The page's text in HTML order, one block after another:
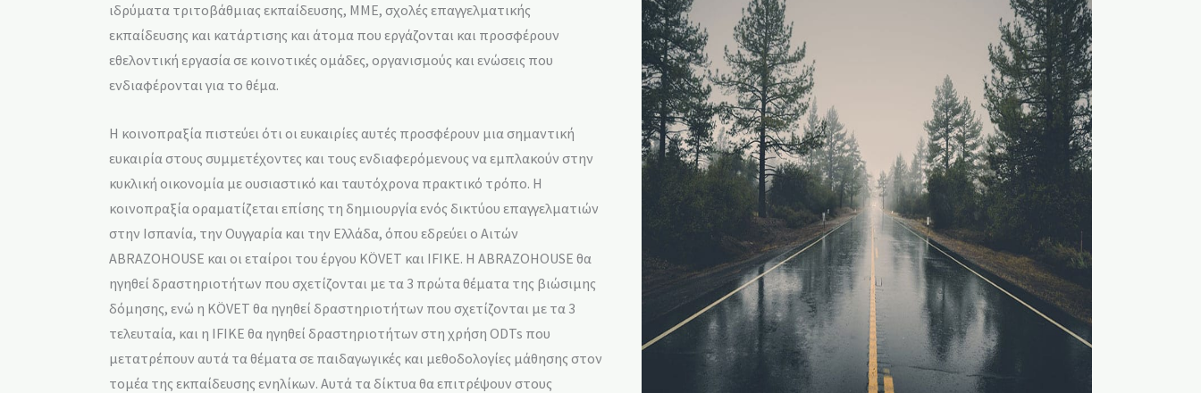
ιδρύματα τριτοβάθμιας εκπαίδευσης, ΜΜΕ, σχολές επαγγελματικής
εκπαίδευσης και κατάρτισης και άτομα που εργάζονται και προσφέρουν
εθελοντική εργασία σε κοινοτικές ομάδες, οργανισμούς και ενώσεις που
ενδιαφέρονται για το θέμα.
Η κοινοπραξία πιστεύει ότι οι ευκαιρίες αυτές προσφέρουν μια σημαντική
ευκαιρία στους συμμετέχοντες και τους ενδιαφερόμενους να εμπλακούν στην
κυκλική οικονομία με ουσιαστικό και ταυτόχρονα πρακτικό τρόπο. Η
κοινοπραξία οραματίζεται επίσης τη δημιουργία ενός δικτύου επαγγελματιών
στην Ισπανία, την Ουγγαρία και την Ελλάδα, όπου εδρεύει ο Αιτών
ABRAZOHOUSE και οι εταίροι του έργου KÖVET και IFIKE. Η ABRAZOHOUSE θα
ηγηθεί δραστηριοτήτων που σχετίζονται με τα 3 πρώτα θέματα της βιώσιμης
δόμησης, ενώ η KÖVET θα ηγηθεί δραστηριοτήτων που σχετίζονται με τα 3
τελευταία, και η IFIKE θα ηγηθεί δραστηριοτήτων στη χρήση ODTs που
μετατρέπουν αυτά τα θέματα σε παιδαγωγικές και μεθοδολογίες μάθησης στον
τομέα της εκπαίδευσης ενηλίκων. Αυτά τα δίκτυα θα επιτρέψουν στους